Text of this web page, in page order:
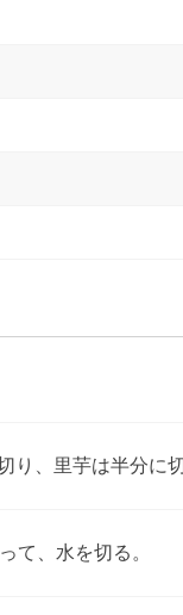
り、里芋は半分に
て、水を切る。